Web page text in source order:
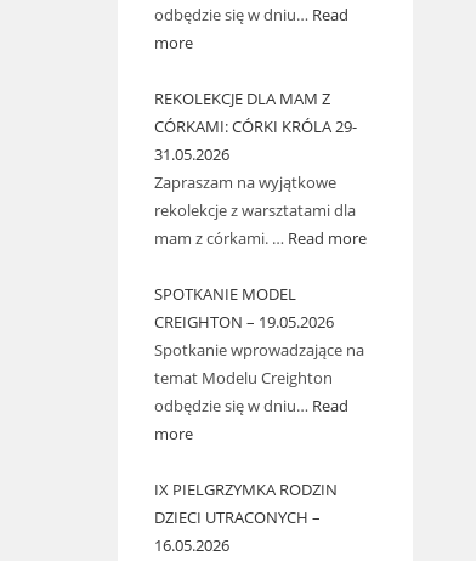
odbędzie się w dniu… Read
more
REKOLEKCJE DLA MAM Z
CÓRKAMI: CÓRKI KRÓLA 29-
31.05.2026
Zapraszam na wyjątkowe
rekolekcje z warsztatami dla
mam z córkami. … Read more
SPOTKANIE MODEL
CREIGHTON – 19.05.2026
Spotkanie wprowadzające na
temat Modelu Creighton
odbędzie się w dniu… Read
more
IX PIELGRZYMKA RODZIN
DZIECI UTRACONYCH –
16.05.2026